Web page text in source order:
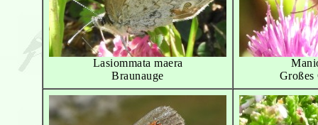
Lasiommata maera
Braunauge
Großes